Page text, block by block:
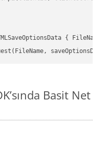
{ FileName
Basit Net